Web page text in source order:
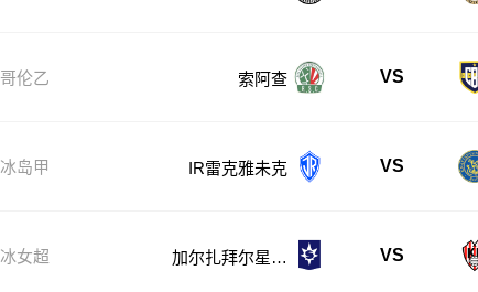
哥伦乙 索阿查 VS
冰岛甲 IR雷克雅未克 VS
冰女超
加尔扎拜尔星女
VS